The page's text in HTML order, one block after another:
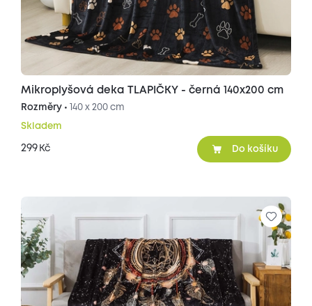
Mikroplyšová deka TLAPIČKY - černá 140x200 cm
Rozměry • 140 x 200 cm
Skladem
299 Kč Do košíku